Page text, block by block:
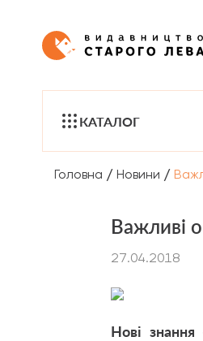
КАТАЛОГ
Головна / Новини /
Важливі
27.04.2018
Нові